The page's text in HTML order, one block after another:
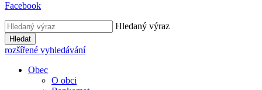
Facebook
Hledaný výraz
Hledat
rozšířené vyhledávání
Obec
O obci